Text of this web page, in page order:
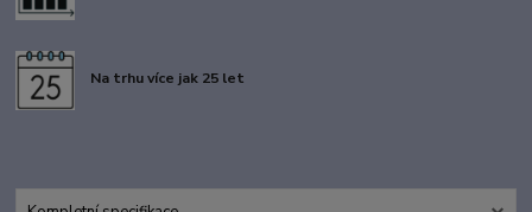
Na trhu více jak 25 let